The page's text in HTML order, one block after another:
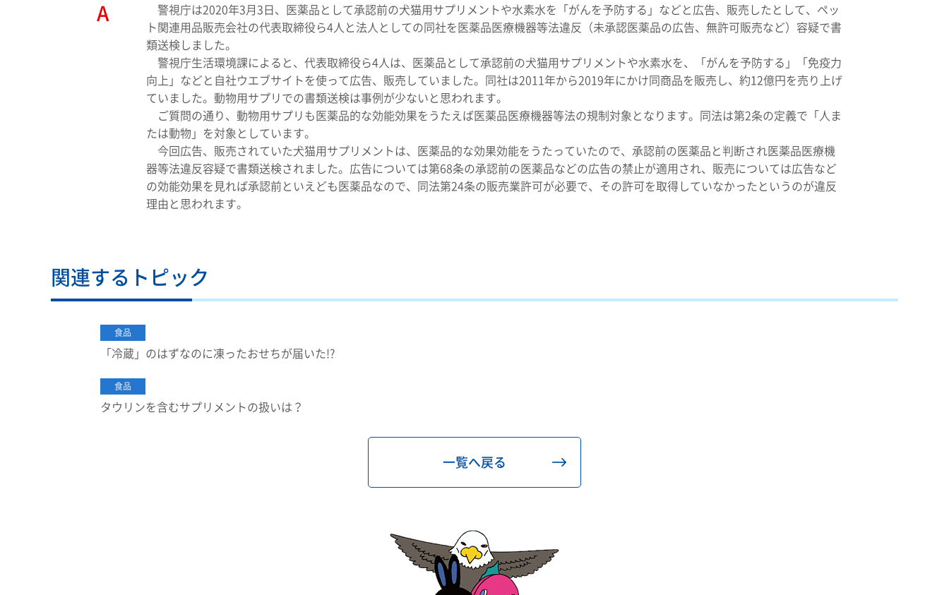
警視庁は2020年3月3日、医薬品として承認前の犬猫用サプリメントや水素水を「がんを予防する」などと広告、販売したとして、ペッ
ト関連用品販売会社の代表取締役ら4人と法人としての同社を医薬品医療機器等法違反（未承認医薬品の広告、無許可販売など）容疑で書
類送検しました。
警視庁生活環境課によると、代表取締役ら4人は、医薬品として承認前の犬猫用サプリメントや水素水を、「がんを予防する」「免疫力
向上」などと自社ウエブサイトを使って広告、販売していました。同社は2011年から2019年にかけ同商品を販売し、約12億円を売り上げ
ていました。動物用サプリでの書類送検は事例が少ないと思われます。
ご質問の通り、動物用サプリも医薬品的な効能効果をうたえば医薬品医療機器等法の規制対象となります。同法は第2条の定義で「人ま
たは動物」を対象としています。
今回広告、販売されていた犬猫用サプリメントは、医薬品的な効果効能をうたっていたので、承認前の医薬品と判断され医薬品医療機
器等法違反容疑で書類送検されました。広告については第68条の承認前の医薬品などの広告の禁止が適用され、販売については広告など
の効能効果を見れば承認前といえども医薬品なので、同法第24条の販売業許可が必要で、その許可を取得していなかったというのが違反
理由と思われます。
関連するトピック
食品
「冷蔵」のはずなのに凍ったおせちが届いた!?
食品
タウリンを含むサプリメントの扱いは？
一覧へ戻る